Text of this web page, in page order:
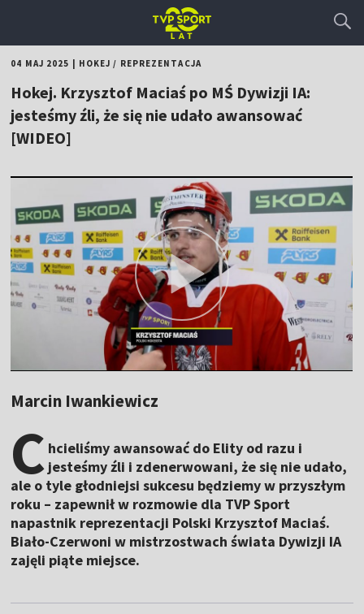
04 MAJ 2025 HOKEJ / REPREZENTACJA
Hokej. Krzysztof Maciaś po MŚ Dywizji IA:
jesteśmy źli, że się nie udało awansować
[WIDEO]
Marcin Iwankiewicz
C hcieliśmy awansować do Elity od razu i
jesteśmy źli i zdenerwowani, że się nie udało,
ale o tyle głodniejsi sukcesu będziemy w przyszłym
roku – zapewnił w rozmowie dla TVP Sport
napastnik reprezentacji Polski Krzysztof Maciaś.
Biało-Czerwoni w mistrzostwach świata Dywizji IA
zajęli piąte miejsce.